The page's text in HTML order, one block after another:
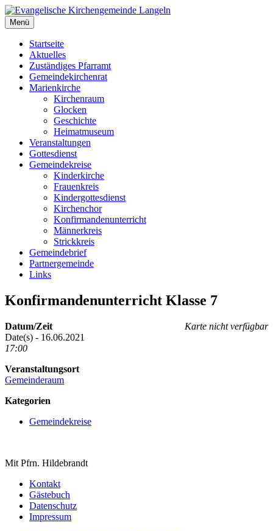
Zum
Inhalt
springen
Evangelische Kirchengemeinde Langeln
Evangelische Kirchengemeinde Langeln
Menü
Startseite
Aktuelles
Zuständiges Pfarramt
Gemeindekirchenrat
Marienkirche
Kirchenraum
Glocken
Geschichte
Heimatmuseum
Veranstaltungen
Gottesdienst
Gemeindekreise
Kinderkirche
Frauenkreis
Kindergottesdienst
Kirchenchor
Konfirmandenunterricht
Männerkreis
Strickkreis
Gemeindebrief
Partnergemeinde
Links
Konfirmandenunterricht Klasse 7
Karte nicht verfügbar
Datum/Zeit
Date(s) - 16.06.2021
17:00
Veranstaltungsort
Gemeinderaum
Kategorien
Gemeindekreise
Mit Pfrn. Hildebrandt
Kontakt
Gästebuch
Datenschutz
Impressum